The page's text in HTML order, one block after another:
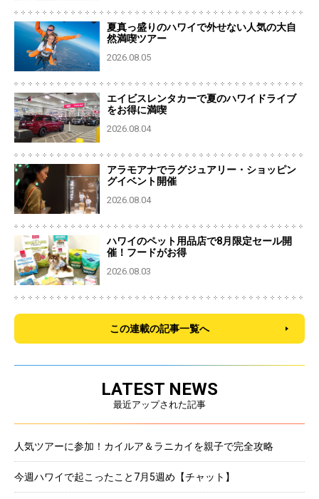
夏真っ盛りのハワイで外せない人気の大自
然満喫ツアー
2026.08.05
エイビスレンタカーで夏のハワイドライブ
をお得に満喫
2026.08.04
アラモアナでラグジュアリー・ショッピン
グイベント開催
2026.08.04
ハワイのペット用品店で8月限定セール開
催！フードがお得
2026.08.03
この連載の記事一覧へ
LATEST NEWS
最近アップされた記事
人気ツアーに参加！カイルア＆ラニカイを親子で完全攻略
今週ハワイで起こったこと7月5週め【チャット】